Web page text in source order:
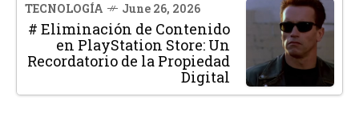
TECNOLOGÍA June 26, 2026
# Eliminación de Contenido
en PlayStation Store: Un
Recordatorio de la Propiedad
Digital